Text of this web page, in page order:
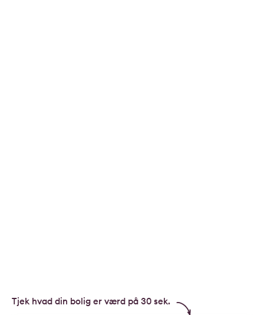
Tjek hvad din bolig er værd på 30 sek.